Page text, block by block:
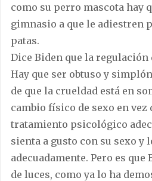
como su perro mascota hay
gimnasio a que le adiestren
patas.
Dice Biden que la regulación
Hay que ser obtuso y
de que la crueldad está en
cambio físico de sexo en
tratamiento psicológico
sienta a gusto con su sexo y
adecuadamente. Pero es que
de luces, como ya lo ha